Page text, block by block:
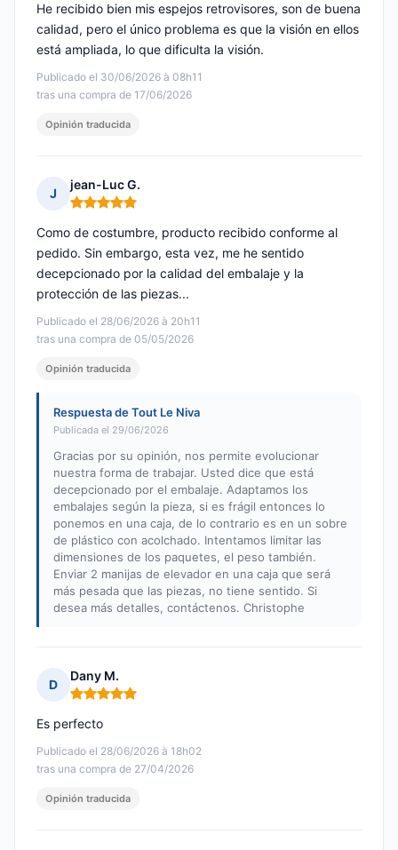
Publicado el 30/06/2026 à 08h11
tras una compra de 17/06/2026
He recibido bien mis espejos retrovisores, son de buena
calidad, pero el único problema es que la visión en ellos
está ampliada, lo que dificulta la visión.
Opinión traducida
J
jean-Luc G.
Nota: 5 de 5
Publicado el 28/06/2026 à 20h11
tras una compra de 05/05/2026
Como de costumbre, producto recibido conforme al
pedido. Sin embargo, esta vez, me he sentido
decepcionado por la calidad del embalaje y la
protección de las piezas...
Opinión traducida
Respuesta de Tout Le Niva
Publicada el 29/06/2026
Gracias por su opinión, nos permite evolucionar
nuestra forma de trabajar. Usted dice que está
decepcionado por el embalaje. Adaptamos los
embalajes según la pieza, si es frágil entonces lo
ponemos en una caja, de lo contrario es en un sobre
de plástico con acolchado. Intentamos limitar las
dimensiones de los paquetes, el peso también.
Enviar 2 manijas de elevador en una caja que será
más pesada que las piezas, no tiene sentido. Si
desea más detalles, contáctenos. Christophe
D
Dany M.
Nota: 5 de 5
Publicado el 28/06/2026 à 18h02
tras una compra de 27/04/2026
Es perfecto
Opinión traducida